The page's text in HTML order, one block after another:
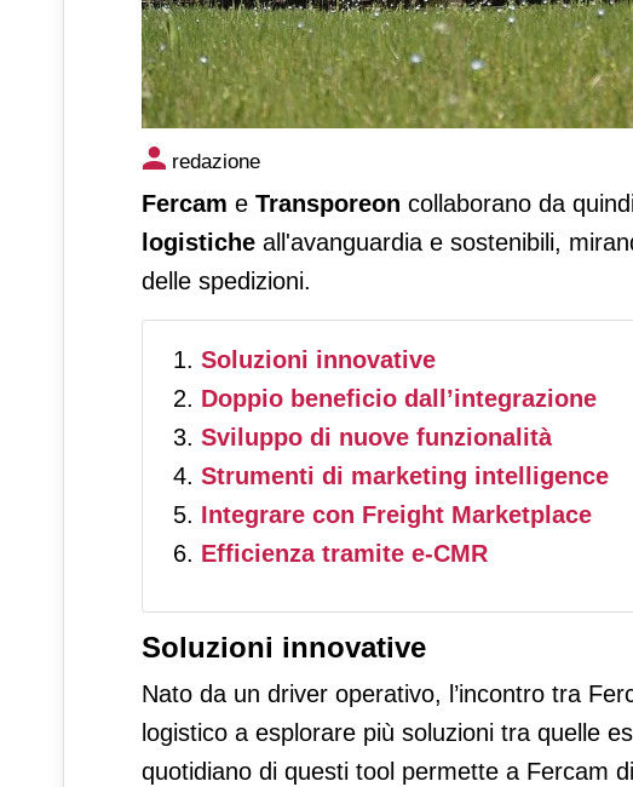
Fercam e Transporeon,
logistica sostenibile e avanzata
redazione
Fercam e Transporeon collaborano da
logistiche all'avanguardia e sostenibili,
delle spedizioni.
Soluzioni innovative
Doppio beneficio dall’integrazione
Sviluppo di nuove funzionalità
Strumenti di marketing intelligence
Integrare con Freight Marketplace
Efficienza tramite e-CMR
Soluzioni innovative
Nato da un driver operativo, l’incontro tra
logistico a esplorare più soluzioni tra quelle
quotidiano di questi tool permette a Fercam